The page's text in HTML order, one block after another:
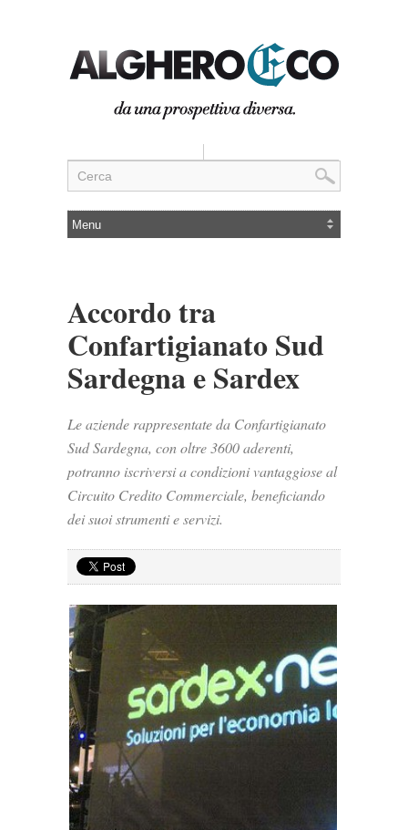
Accordo tra
Confartigianato Sud
Sardegna e Sardex
Le aziende rappresentate da Confartigianato
Sud Sardegna, con oltre 3600 aderenti,
potranno iscriversi a condizioni vantaggiose al
Circuito Credito Commerciale, beneficiando
dei suoi strumenti e servizi.